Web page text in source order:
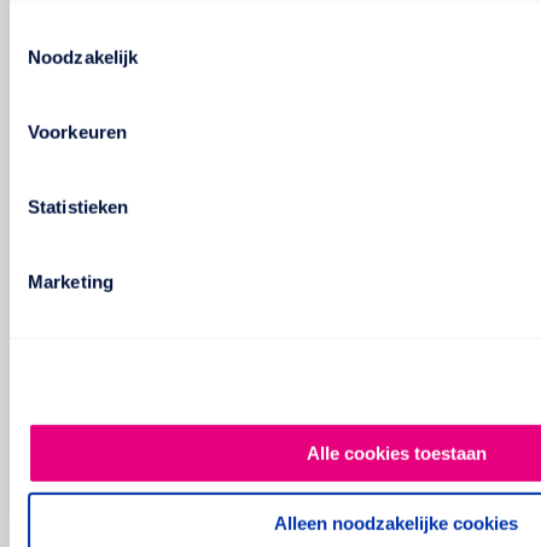
Noodzakelijk
Voorkeuren
Statistieken
Marketing
Alle cookies toestaan
Alleen noodzakelijke cookies